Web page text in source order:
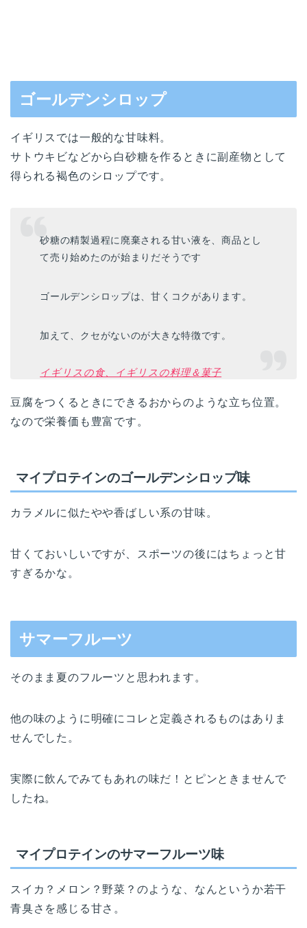
ゴールデンシロップ
イギリスでは一般的な甘味料。
サトウキビなどから白砂糖を作るときに副産物として
得られる褐色のシロップです。
砂糖の精製過程に廃棄される甘い液を、商品とし
て売り始めたのが始まりだそうです
ゴールデンシロップは、甘くコクがあります。
加えて、クセがないのが大きな特徴です。
イギリスの食、イギリスの料理＆菓子
豆腐をつくるときにできるおからのような立ち位置。
なので栄養価も豊富です。
マイプロテインのゴールデンシロップ味
カラメルに似たやや香ばしい系の甘味。
甘くておいしいですが、スポーツの後にはちょっと甘
すぎるかな。
サマーフルーツ
そのまま夏のフルーツと思われます。
他の味のように明確にコレと定義されるものはありま
せんでした。
実際に飲んでみてもあれの味だ！とピンときませんで
したね。
マイプロテインのサマーフルーツ味
スイカ？メロン？野菜？のような、なんというか若干
青臭さを感じる甘さ。